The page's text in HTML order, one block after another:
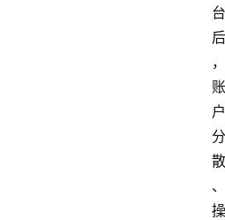
台
后
，
账
户
分
散
、
操